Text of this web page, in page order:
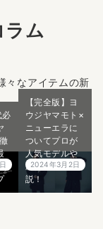
ラム
々なアイテムの新
必
【完全版】ヨ
ウジヤマモト×
ニューエラに
ついてプロが
人気モデルや
歴史を5分で解
説！
2024年3月2日